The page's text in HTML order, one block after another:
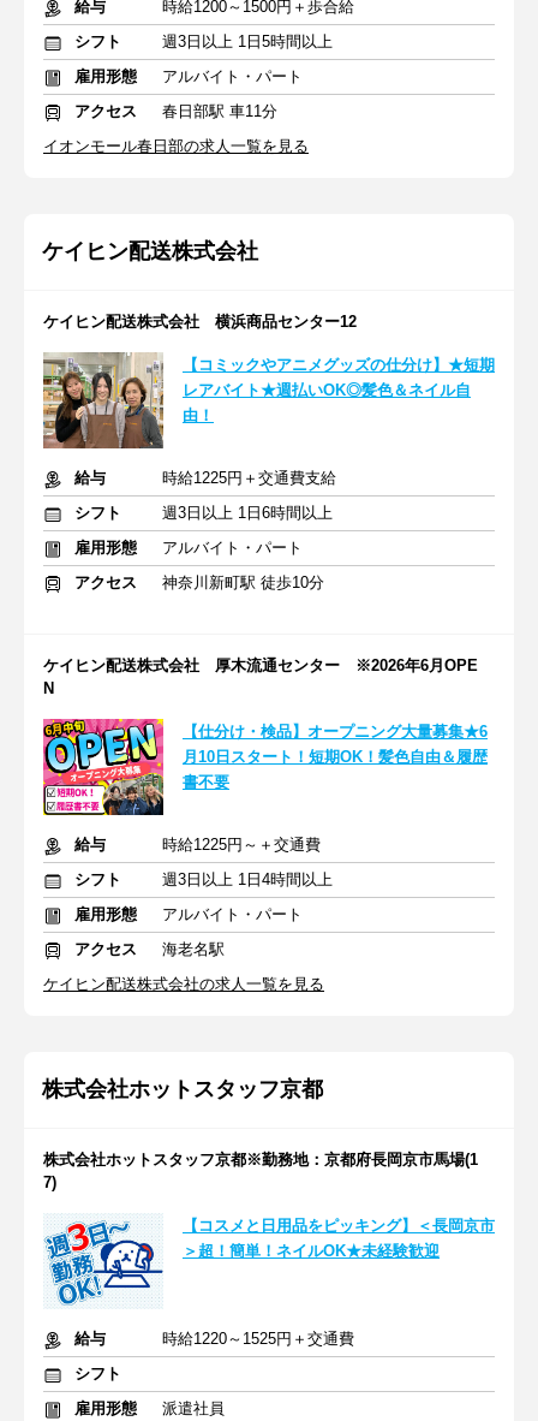
給与
時給1200～1500円＋歩合給
シフト
週3日以上 1日5時間以上
雇用形態
アルバイト・パート
アクセス
春日部駅 車11分
イオンモール春日部の求人一覧を見る
ケイヒン配送株式会社
ケイヒン配送株式会社 横浜商品センター12
【コミックやアニメグッズの仕分け】★短期
レアバイト★週払いOK◎髪色＆ネイル自
由！
給与
時給1225円＋交通費支給
シフト
週3日以上 1日6時間以上
雇用形態
アルバイト・パート
アクセス
神奈川新町駅 徒歩10分
ケイヒン配送株式会社 厚木流通センター ※2026年6月OPE
N
【仕分け・検品】オープニング大量募集★6
月10日スタート！短期OK！髪色自由＆履歴
書不要
給与
時給1225円～＋交通費
シフト
週3日以上 1日4時間以上
雇用形態
アルバイト・パート
アクセス
海老名駅
ケイヒン配送株式会社の求人一覧を見る
株式会社ホットスタッフ京都
株式会社ホットスタッフ京都※勤務地：京都府長岡京市馬場(1
7)
【コスメと日用品をピッキング】＜長岡京市
＞超！簡単！ネイルOK★未経験歓迎
給与
時給1220～1525円＋交通費
シフト
雇用形態
派遣社員